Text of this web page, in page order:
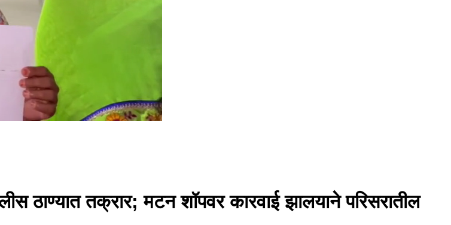
ठाण्यात तक्रार; मटन शॉपवर कारवाई झालयाने परिसरातील